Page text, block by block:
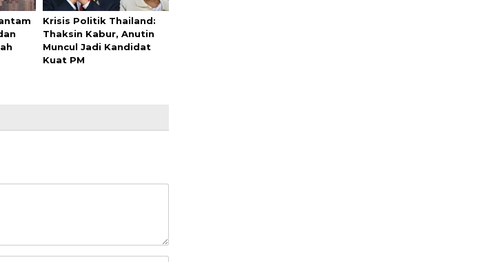
Krisis Politik Thailand:
Thaksin Kabur, Anutin
Muncul Jadi Kandidat
Kuat PM